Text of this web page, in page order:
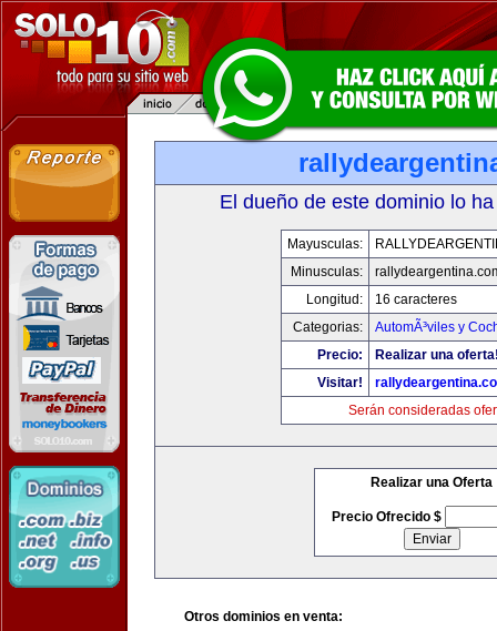
El dueño de este dominio lo
Mayusculas:
Minusculas:
Longitud:
16 caracteres
Categorias:
AutomÃ³viles y
Precio:
Realizar una
Visitar!
Serán consideradas
Realizar una Oferta
Precio Ofrecido $
Otros dominios en venta: